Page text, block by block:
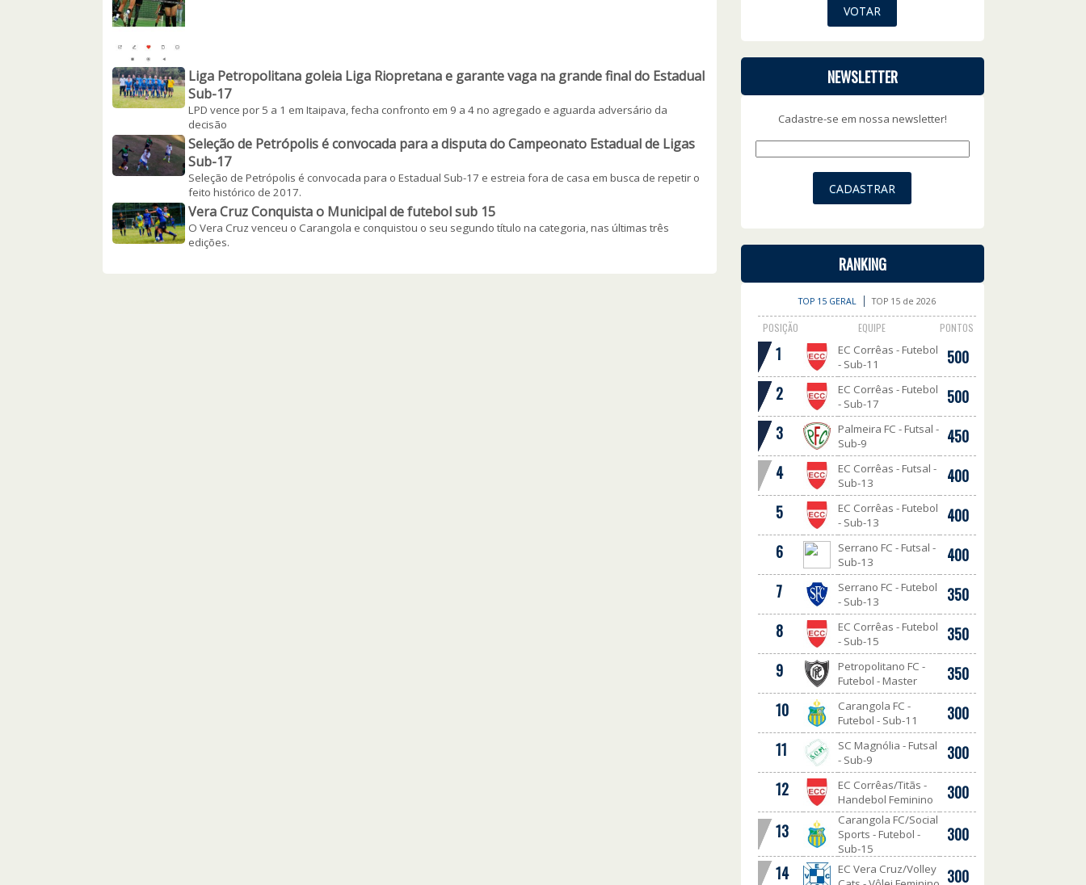
Liga Petropolitana goleia Liga Riopretana e garante vaga na grande final do Estadual
Sub-17
LPD vence por 5 a 1 em Itaipava, fecha confronto em 9 a 4 no agregado e aguarda adversário da
decisão
Seleção de Petrópolis é convocada para a disputa do Campeonato Estadual de Ligas
Sub-17
Seleção de Petrópolis é convocada para o Estadual Sub-17 e estreia fora de casa em busca de repetir o
feito histórico de 2017.
Vera Cruz Conquista o Municipal de futebol sub 15
O Vera Cruz venceu o Carangola e conquistou o seu segundo título na categoria, nas últimas três
edições.
NEWSLETTER
Cadastre-se em nossa newsletter!
RANKING